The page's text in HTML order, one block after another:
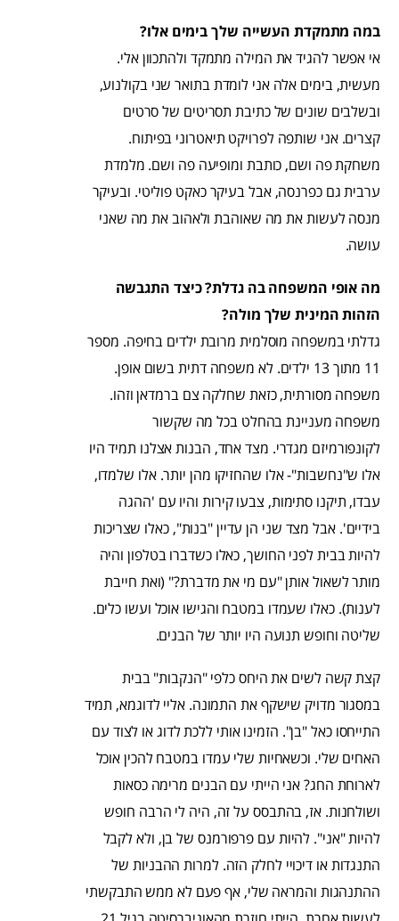
במה מתמקדת העשייה שלך בימים אלו?
אי אפשר להגיד את המילה מתמקד ולהתכוון אלי.
מעשית, בימים אלה אני לומדת בתואר שני בקולנוע,
ובשלבים שונים של כתיבת תסריטים של סרטים
קצרים. אני שותפה לפרויקט תיאטרוני בפיתוח.
משחקת פה ושם, כותבת ומופיעה פה ושם. מלמדת
ערבית גם כפרנסה, אבל בעיקר כאקט פוליטי. ובעיקר
מנסה לעשות את מה שאוהבת ולאהוב את מה שאני
עושה.
מה אופי המשפחה בה גדלת? כיצד התגבשה
הזהות המינית שלך מולה?
גדלתי במשפחה מוסלמית מרובת ילדים בחיפה. מספר
11 מתוך 13 ילדים. לא משפחה דתית בשום אופן.
משפחה מסורתית, כזאת שחלקה צם ברמדאן וזהו.
משפחה מעניינת בהחלט בכל מה שקשור
לקונפורמיזם מגדרי. מצד אחד, הבנות אצלנו תמיד היו
אלו ש"נחשבות"- אלו שהחזיקו מהן יותר. אלו שלמדו,
עבדו, תיקנו סתימות, צבעו קירות והיו עם 'ההגה
בידיים'. אבל מצד שני הן עדיין "בנות", כאלו שצריכות
להיות בבית לפני החושך, כאלו כשדברו בטלפון והיה
מותר לשאול אותן "עם מי את מדברת?" (ואת חייבת
לענות). כאלו שעמדו במטבח והגישו אוכל ועשו כלים.
שליטה וחופש תנועה היו יותר של הבנים.
קצת קשה לשים את היחס כלפי "הנקבות" בבית
במסגור מדויק שישקף את התמונה. אליי לדוגמא, תמיד
התייחסו כאל "בן". הזמינו אותי ללכת לדוג או לצוד עם
האחים שלי. וכשאחיות שלי עמדו במטבח להכין אוכל
לארוחת החג? אני הייתי עם הבנים מרימה כסאות
ושולחנות. אז, בהתבסס על זה, היה לי הרבה חופש
להיות "אני". להיות עם פרפורמנס של בן, ולא לקבל
התנגדות או דיכויי לחלק הזה. למרות ההבניות של
ההתנהגות והמראה שלי, אף פעם לא ממש התבקשתי